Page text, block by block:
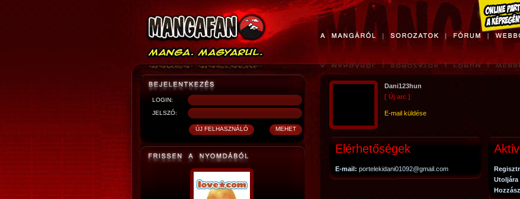
LOGIN:
JELSZÓ:
Dani123hun
[ Új arc ]
E-mail küldése
Elérhetőségek
E-mail: portelekidani01092@gmail.com
Utoljára